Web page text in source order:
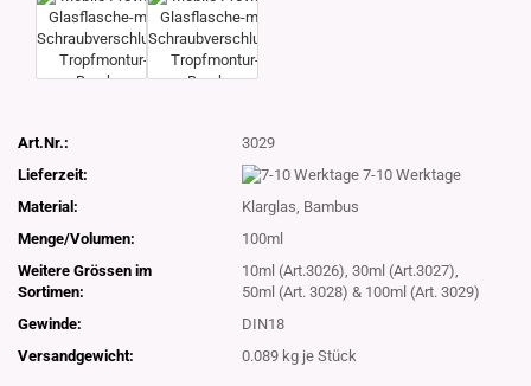
Art.Nr.:
3029
Lieferzeit:
7-10 Werktage
Material:
Klarglas, Bambus
Menge/Volumen:
100ml
Weitere Grössen im
Sortimen:
10ml (Art.3026), 30ml (Art.3027),
50ml (Art. 3028) & 100ml (Art. 3029)
Gewinde:
DIN18
Versandgewicht:
0.089 kg je Stück